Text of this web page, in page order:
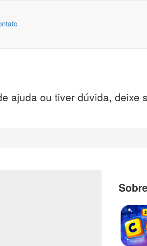
ajuda ou tiver dúvida, deixe